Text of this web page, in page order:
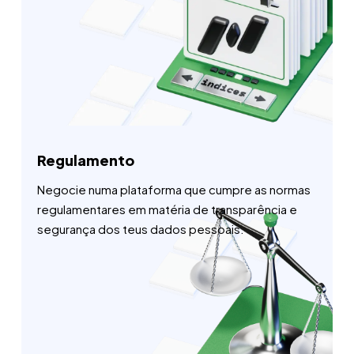
Regulamento
Negocie numa plataforma que cumpre as normas
regulamentares em matéria de transparência e
segurança dos teus dados pessoais.